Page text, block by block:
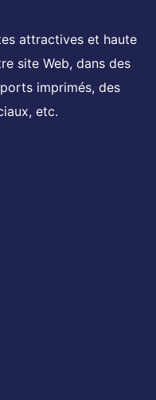
attractives et haute
site Web, dans des
imprimés, des
etc.